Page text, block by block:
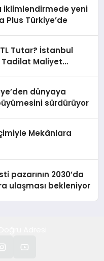
iklimlendirmede yeni
Plus Türkiye’de
Tutar? İstanbul
Tadilat Maliyet
dünyaya
sürdürüyor
Mekânlara
pazarının 2030’da
ulaşması bekleniyor